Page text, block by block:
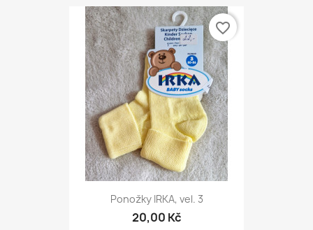
Ponožky IRKA, vel. 3
20,00 Kč
favorite_border